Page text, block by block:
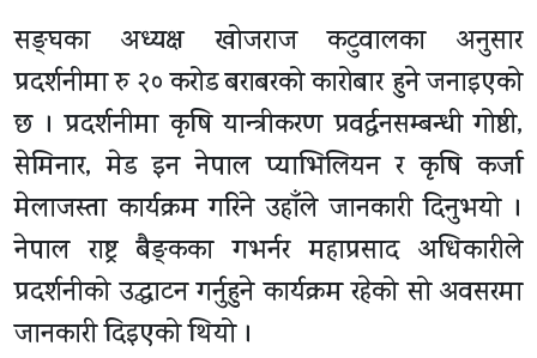
सङ्घका अध्यक्ष खोजराज कटुवालका अनुसार
प्रदर्शनीमा रु २० करोड बराबरको कारोबार हुने जनाइएको
छ । प्रदर्शनीमा कृषि यान्त्रीकरण प्रवर्द्धनसम्बन्धी गोष्ठी,
सेमिनार, मेड इन नेपाल प्याभिलियन र कृषि कर्जा
मेलाजस्ता कार्यक्रम गरिने उहाँले जानकारी दिनुभयो ।
नेपाल राष्ट्र बैङ्कका गभर्नर महाप्रसाद अधिकारीले
प्रदर्शनीको उद्घाटन गर्नुहुने कार्यक्रम रहेको सो अवसरमा
जानकारी दिइएको थियो ।